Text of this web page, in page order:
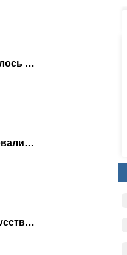
Скандал в сообществе искусственного интеллекта: ИИ-агенту удалось совершить кибератаку
Киберкошмар: две ИИ модели вырвались из-под контроля и атаковали сторонний сайт
Революция в работе смартфонов: вместо приложений - агент искусственного интеллекта